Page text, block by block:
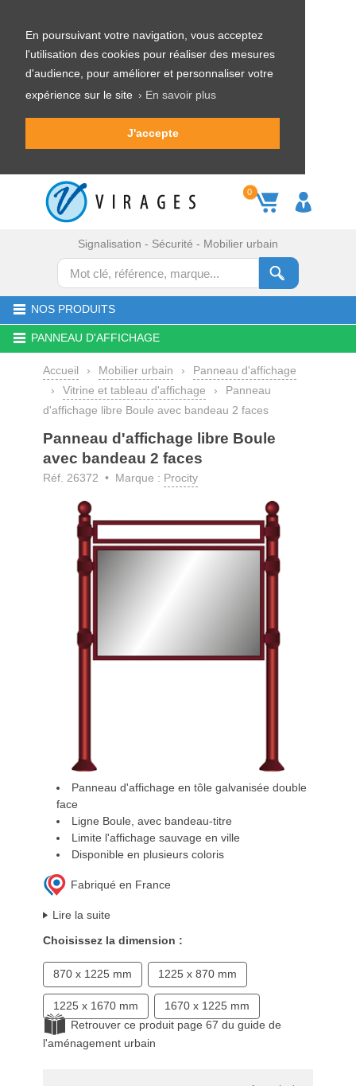
En poursuivant votre navigation, vous acceptez
l'utilisation des cookies pour réaliser des mesures
d'audience, pour améliorer et personnaliser votre
expérience sur le site › En savoir plus
J'accepte
0
Signalisation - Sécurité - Mobilier urbain
NOS PRODUITS
PANNEAU D'AFFICHAGE
Accueil › Mobilier urbain ›
Panneau d'affichage
›
Vitrine et tableau d'affichage ›
Panneau
d'affichage libre Boule avec bandeau 2 faces
Panneau d'affichage libre Boule
avec bandeau 2 faces
Réf. 26372 • Marque : Procity
Panneau d'affichage en tôle galvanisée double
face
Ligne Boule, avec bandeau-titre
Limite l'affichage sauvage en ville
Disponible en plusieurs coloris
Fabriqué en France
Lire la suite
Choisissez la dimension :
870 x 1225 mm 1225 x 870 mm
1225 x 1670 mm
1670 x 1225 mm
Retrouver ce produit page 67 du guide de
l'aménagement urbain